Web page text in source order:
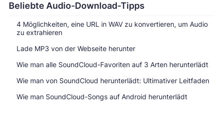
Beliebte Audio-Download-Tipps
4 Möglichkeiten, eine URL in WAV zu konvertieren, um Audio
zu extrahieren
Lade MP3 von der Webseite herunter
Wie man alle SoundCloud-Favoriten auf 3 Arten herunterlädt
Wie man von SoundCloud herunterlädt: Ultimativer Leitfaden
Wie man SoundCloud-Songs auf Android herunterlädt